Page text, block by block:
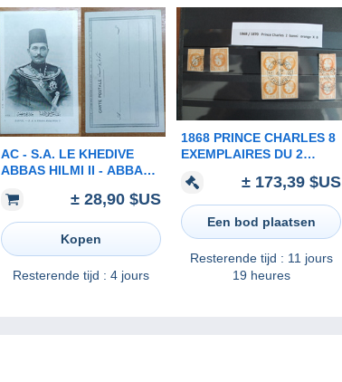
AC - ​​​​​​​S.A. LE KHEDIVE
ABBAS HILMI II - ABBAS
OF EGYPT SUDAN 14
JULY 1874 - 19
DECEMBER 1944
± 28,90 $US
Kopen
Resterende tijd : 4 jours
1868 PRINCE CHARLES 8
EXEMPLAIRES DU 2
BLOC DE 4 T UNE PAIRE
± 173,39 $US
Een bod plaatsen
Resterende tijd : 11 jours
19 heures